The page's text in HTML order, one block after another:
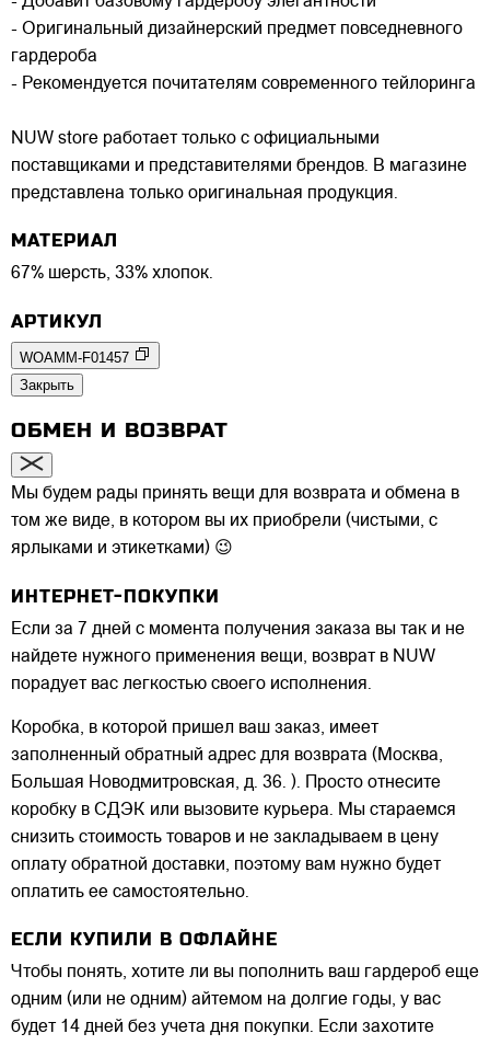
- Оригинальный дизайнерский предмет повседневного
гардероба
- Рекомендуется почитателям современного тейлоринга
NUW store работает только с официальными
поставщиками и представителями брендов. В магазине
представлена только оригинальная продукция.
МАТЕРИАЛ
67% шерсть, 33% хлопок.
АРТИКУЛ
WOAMM-F01457
Закрыть
ОБМЕН И ВОЗВРАТ
Мы будем рады принять вещи для возврата и обмена в
том же виде, в котором вы их приобрели (чистыми, с
ярлыками и этикетками) 😉
ИНТЕРНЕТ-ПОКУПКИ
Если за 7 дней с момента получения заказа вы так и не
найдете нужного применения вещи, возврат в NUW
порадует вас легкостью своего исполнения.
Коробка, в которой пришел ваш заказ, имеет
заполненный обратный адрес для возврата (Москва,
Большая Новодмитровская, д. 36. ). Просто отнесите
коробку в СДЭК или вызовите курьера. Мы стараемся
снизить стоимость товаров и не закладываем в цену
оплату обратной доставки, поэтому вам нужно будет
оплатить ее самостоятельно.
ЕСЛИ КУПИЛИ В ОФЛАЙНЕ
Чтобы понять, хотите ли вы пополнить ваш гардероб еще
одним (или не одним) айтемом на долгие годы, у вас
будет 14 дней без учета дня покупки. Если захотите